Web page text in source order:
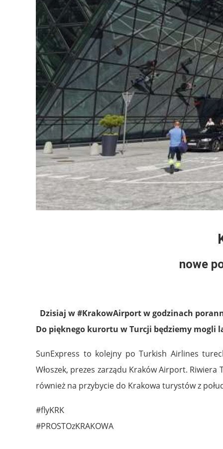
nowe
Dzisiaj w #KrakowAirport w godzinach
Do pięknego kurortu w Turcji będziemy mogli
SunExpress to kolejny po Turkish Airlines
Włoszek, prezes zarządu Kraków Airport.
również na przybycie do Krakowa turystów z
#flyKRK
#PROSTOzKRAKOWA